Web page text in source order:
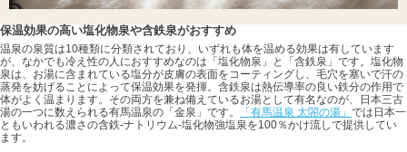
保温効果の高い塩化物泉や含鉄泉がおすすめ
温泉の泉質は10種類に分類されており、いずれも体を温める効果は有しています
が、なかでも冷え性の人におすすめなのは「塩化物泉」と「含鉄泉」です。塩化物
泉は、お湯に含まれている塩分が皮膚の表面をコーティングし、毛穴を塞いで汗の
蒸発を妨げることによって保温効果を発揮。含鉄泉は熱伝導率の良い鉄分の作用で
体がよく温まります。その両方を兼ね備えているお湯として有名なのが、日本三古
湯の一つに数えられる有馬温泉の「金泉」です。
「有馬温泉 太閤の湯」 では日本一
ともいわれる濃さの含鉄-ナトリウム-塩化物強塩泉を100％かけ流しで提供してい
ます。